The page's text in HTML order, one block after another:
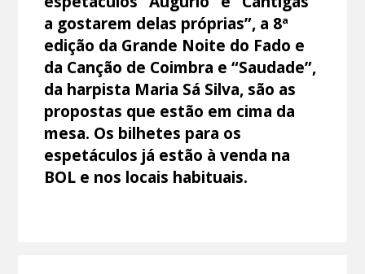
a gostarem delas próprias”, a 8ª
edição da Grande Noite do Fado e
da Canção de Coimbra e “Saudade”,
da harpista Maria Sá Silva, são as
propostas que estão em cima da
mesa. Os bilhetes para os
espetáculos já estão à venda na
BOL e nos locais habituais.